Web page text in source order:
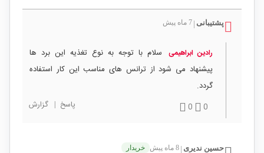
پشتیبانی 7 ماه پیش
رادین ابراهیمی
سلام با توجه به نوع تغذیه این برد ها
پیشنهاد می شود از ترانس های مناسب این کار استفاده
گردد.
0
0 پاسخ | گزارش
حسین ندیری 8 ماه پیش خریدار